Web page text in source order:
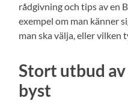
rådgivning och tips av en
exempel om man känner
man ska välja, eller vilken
Stort utbud
byst